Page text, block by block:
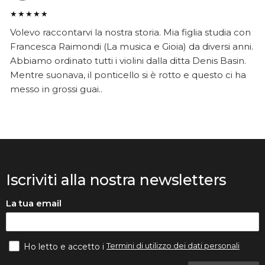
★★★★★
Volevo raccontarvi la nostra storia. Mia figlia studia con
Francesca Raimondi (La musica e Gioia) da diversi anni.
Abbiamo ordinato tutti i violini dalla ditta Denis Basin.
Mentre suonava, il ponticello si è rotto e questo ci ha
messo in grossi guai..
Iscriviti alla nostra newsletters
La tua email
Ho letto e accetto iTermini di utilizzo dei dati personali